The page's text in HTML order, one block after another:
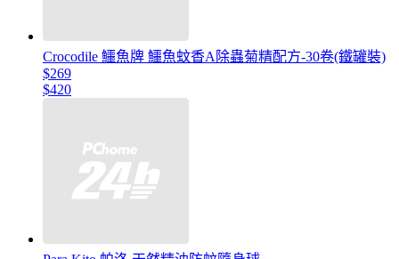
Crocodile 鱷魚牌 鱷魚蚊香A除蟲菊精配方-30卷(鐵罐裝)
$269
$420